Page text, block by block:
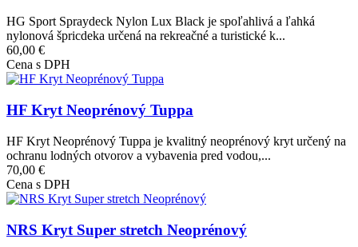
HG Sport Spraydeck Nylon Lux Black je spoľahlivá a ľahká
nylonová špricdeka určená na rekreačné a turistické k...
60,00 €
Cena s DPH
Obrázok
HF Kryt Neoprénový Tuppa
HF Kryt Neoprénový Tuppa je kvalitný neoprénový kryt určený na
ochranu lodných otvorov a vybavenia pred vodou,...
70,00 €
Cena s DPH
Obrázok
NRS Kryt Super stretch Neoprénový